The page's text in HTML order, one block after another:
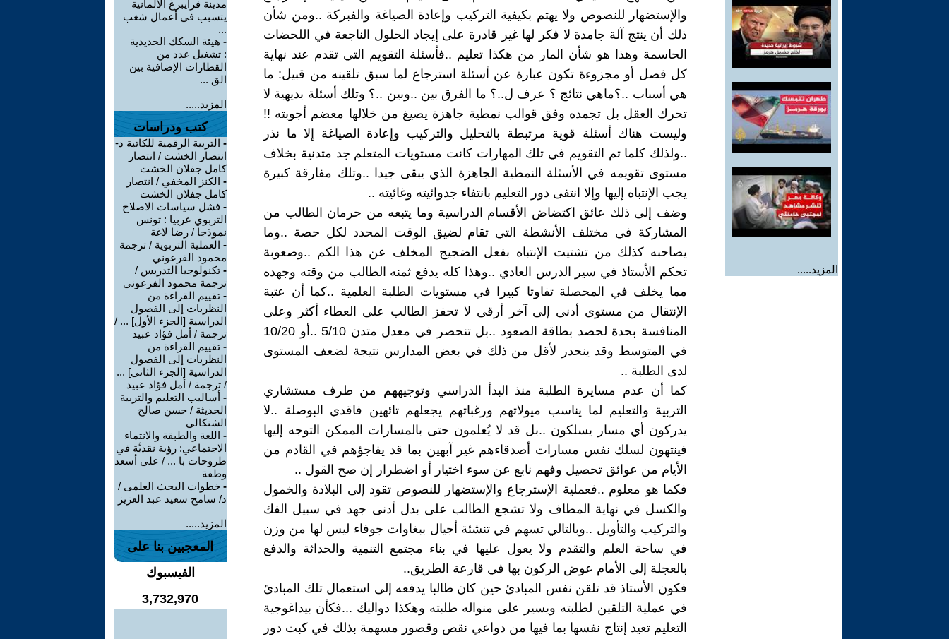
المزيد.....
والإستضهار للنصوص ولا يهتم بكيفية التركيب وإعادة الصياغة والفبركة ..ومن شأن
ذلك أن ينتج آلة جامدة لا فكر لها غير قادرة على إيجاد الحلول الناجعة في اللحضات
الحاسمة وهذا هو شأن المار من هكذا تعليم ..فأسئلة التقويم التي تقدم عند نهاية
كل فصل أو مجزوءة تكون عبارة عن أسئلة استرجاع لما سبق تلقينه من قبيل: ما
هي أسباب ..؟ماهي نتائج ؟ عرف ل..؟ ما الفرق بين ..وبين ..؟ وتلك أسئلة بديهية لا
تحرك العقل بل تجمده وفق قوالب نمطية جاهزة يصيغ من خلالها معضم أجوبته !!
وليست هناك أسئلة قوية مرتبطة بالتحليل والتركيب وإعادة الصياغة إلا ما نذر
..ولذلك كلما تم التقويم في تلك المهارات كانت مستويات المتعلم جد متدنية بخلاف
مستوى تقويمه في الأسئلة النمطية الجاهزة الذي يبقى جيدا ..وتلك مفارقة كبيرة
يجب الإنتباه إليها وإلا انتفى دور التعليم بانتفاء جدوائيته وغائيته ..
وضف إلى ذلك عائق اكتضاض الأقسام الدراسية وما يتبعه من حرمان الطالب من
المشاركة في مختلف الأنشطة التي تقام لضيق الوقت المحدد لكل حصة ..وما
يصاحبه كذلك من تشتيت الإنتباه بفعل الضجيج المخلف عن هذا الكم ..وصعوبة
تحكم الأستاذ في سير الدرس العادي ..وهذا كله يدفع ثمنه الطالب من وقته وجهده
مما يخلف في المحصلة تفاوتا كبيرا في مستويات الطلبة العلمية ..كما أن عتبة
الإنتقال من مستوى أدنى إلى آخر أرقى لا تحفز الطالب على العطاء أكثر وعلى
المنافسة بحدة لحصد بطاقة الصعود ..بل تنحصر في معدل متدن 5/10 ..أو 10/20
في المتوسط وقد ينحدر لأقل من ذلك في بعض المدارس نتيجة لضعف المستوى
لدى الطلبة ..
كما أن عدم مسايرة الطلبة منذ البدأ الدراسي وتوجيههم من طرف مستشاري
التربية والتعليم لما يناسب ميولاتهم ورغباتهم يجعلهم تائهين فاقدي البوصلة ..لا
يدركون أي مسار يسلكون ..بل قد لا يُعلمون حتى بالمسارات الممكن التوجه إليها
فينتهون لسلك نفس مسارات أصدقاءهم غير آبهين بما قد يفاجؤهم في القادم من
الأيام من عوائق تحصيل وفهم نابع عن سوء اختيار أو اضطرار إن صح القول ..
فكما هو معلوم ..فعملية الإسترجاع والإستضهار للنصوص تقود إلى البلادة والخمول
والكسل في نهاية المطاف ولا تشجع الطالب على بدل أدنى جهد في سبيل الفك
والتركيب والتأويل ..وبالتالي تسهم في تنشئة أجيال ببغاوات جوفاء ليس لها من وزن
في ساحة العلم والتقدم ولا يعول عليها في بناء مجتمع التنمية والحداثة والدفع
بالعجلة إلى الأمام عوض الركون بها في قارعة الطريق..
فكون الأستاذ قد تلقن نفس المبادئ حين كان طالبا يدفعه إلى استعمال تلك المبادئ
في عملية التلقين لطلبته ويسير على منواله طلبته وهكذا دواليك ...فكأن بيداغوجية
التعليم تعيد إنتاج نفسها بما فيها من دواعي نقص وقصور مسهمة بذلك في كبت دور
مدينة فرايبرغ الألمانية
يتسبب في أعمال شغب
...
- هيئة السكك الحديدية
: تشغيل عدد من
القطارات الإضافية بين
الق ...
المزيد.....
كتب ودراسات
- التربية الرقمية للكاتبة د-
انتصار الخشت / انتصار
كامل جفلان الخشت
- الكنز المخفي / انتصار
كامل جفلان الخشت
- فشل سياسات الاصلاح
التربوي عربيا : تونس
نموذجا / رضا لاغة
- العملية التربوية / ترجمة
محمود الفرعوني
- تكنولوجيا التدريس /
ترجمة محمود الفرعوني
- تقييم القراءة من
النظريات إلى الفصول
الدراسية [الجزء الأول] ... /
ترجمة / أمل فؤاد عبيد
- تقييم القراءة من
النظريات إلى الفصول
الدراسية [الجزء الثاني] ...
/ ترجمة / أمل فؤاد عبيد
- أساليب التعليم والتربية
الحديثة / حسن صالح
الشنكالي
- اللغة والطبقة والانتماء
الاجتماعي: رؤية نقديَّة في
طروحات با ... / علي أسعد
وطفة
- خطوات البحث العلمى /
د/ سامح سعيد عبد العزيز
المزيد.....
المعجبين بنا على
الفيسبوك
3,732,970